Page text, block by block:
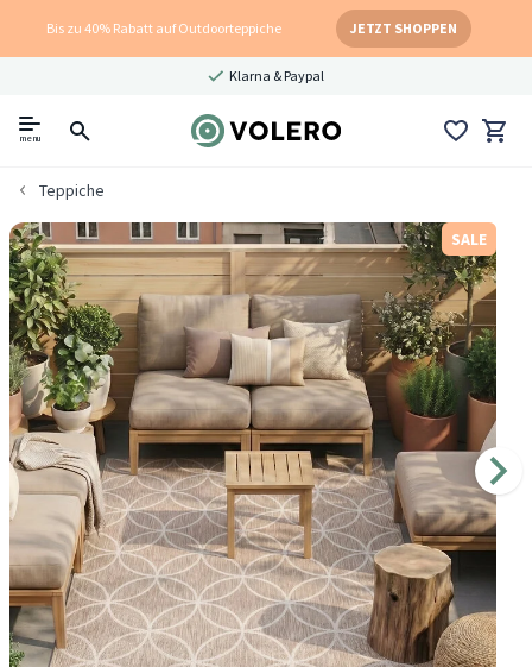
Bis zu 40% Rabatt auf Outdoorteppiche JETZT SHOPPEN
Klarna & Paypal
menu
Teppiche
SALE